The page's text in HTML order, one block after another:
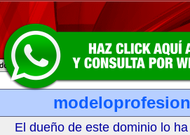
El dueño de este dominio lo